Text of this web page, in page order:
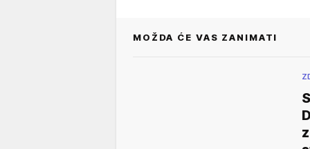
MOŽDA ĆE VAS ZANIMATI